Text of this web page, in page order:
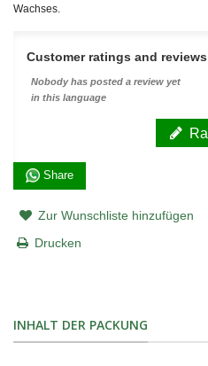
Wachses.
Customer ratings and reviews
Nobody has posted a review yet
in this language
Share
Zur Wunschliste hinzufügen
Drucken
INHALT DER PACKUNG